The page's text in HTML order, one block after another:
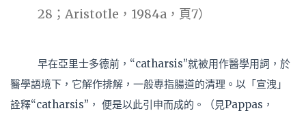
28；Aristotle，1984a，頁7）
早在亞里士多德前，“catharsis”就被用作醫學用詞，於
醫學語境下，它解作排解，一般專指腸道的清理。以「宣洩」
詮釋“catharsis”， 便是以此引申而成的。（見Pappas，